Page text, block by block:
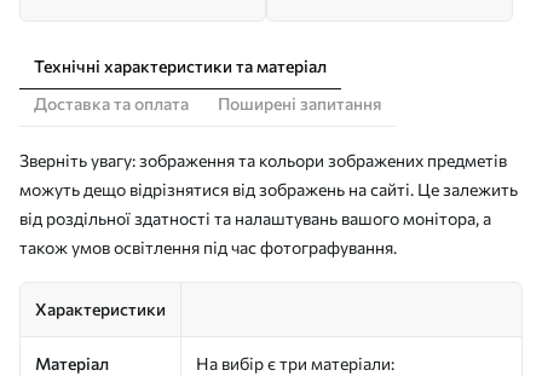
Технічні характеристики та матеріал
Доставка та оплата
Поширені запитання
Зверніть увагу: зображення та кольори зображених предметів
можуть дещо відрізнятися від зображень на сайті. Це залежить
від роздільної здатності та налаштувань вашого монітора, а
також умов освітлення під час фотографування.
Характеристики
Матеріал
На вибір є три матеріали: